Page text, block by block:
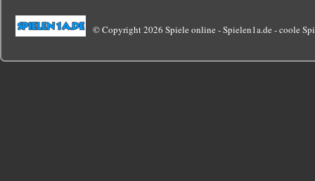
© Copyright 2026 Spiele online - Spielen1a.de - coole